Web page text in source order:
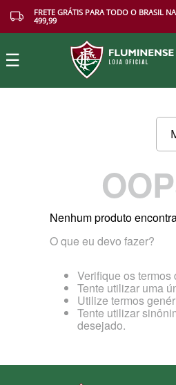
FRETE GRÁTIS PARA TODO O BRASIL
499,99
☰
Nenhum produto
O que eu devo fazer?
Verifique os termos
Tente utilizar uma
Utilize termos
Tente utilizar
desejado.